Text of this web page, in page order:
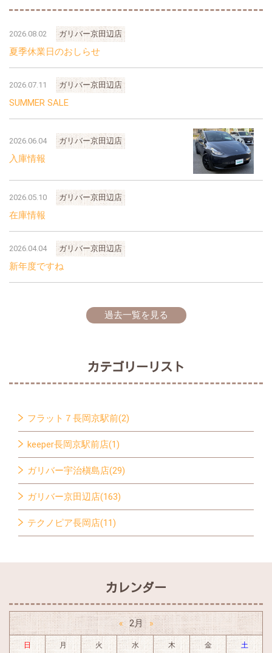
2026.08.02 ガリバー京田辺店
夏季休業日のおしらせ
2026.07.11 ガリバー京田辺店
SUMMER SALE
2026.06.04 ガリバー京田辺店
入庫情報
2026.05.10 ガリバー京田辺店
在庫情報
2026.04.04 ガリバー京田辺店
新年度ですね
過去一覧を見る
カテゴリーリスト
フラット７長岡京駅前(2)
keeper長岡京駅前店(1)
ガリバー宇治槇島店(29)
ガリバー京田辺店(163)
テクノピア長岡店(11)
カレンダー
« 2月 »
日 月 火 水 木 金 土